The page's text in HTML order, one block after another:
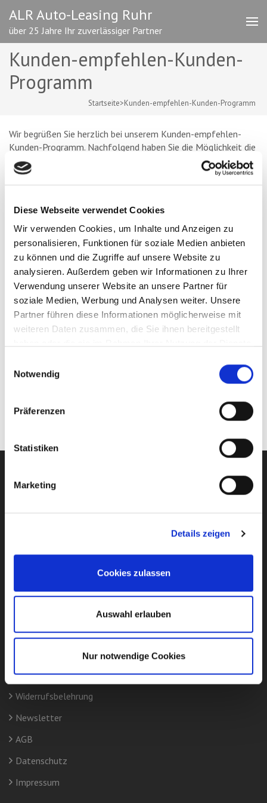
Diese Webseite verwendet Cookies
Wir verwenden Cookies, um Inhalte und Anzeigen zu
personalisieren, Funktionen für soziale Medien anbieten
zu können und die Zugriffe auf unsere Website zu
analysieren. Außerdem geben wir Informationen zu Ihrer
Verwendung unserer Website an unsere Partner für
soziale Medien, Werbung und Analysen weiter. Unsere
Partner führen diese Informationen möglicherweise mit
weiteren Daten zusammen, die Sie ihnen bereitgestellt
Notwendig
Präferenzen
Statistiken
Marketing
Details zeigen
Cookies zulassen
Auswahl erlauben
Nur notwendige Cookies
Inhalt
springen
(Enter
drücken)
ALR Auto-Leasing Ruhr
über 25 Jahre Ihr zuverlässiger Partner
Kunden-empfehlen-Kunden-
Programm
Startseite>Kunden-empfehlen-Kunden-Programm
Wir begrüßen Sie herzlich bei unserem Kunden-empfehlen-
Kunden-Programm. Nachfolgend haben Sie die Möglichkeit die
Daten Ihres neuen Kunden sowie Ihre Daten an uns zu
übermitteln.
KATEGORIEN
Unsere Angebote
BLEIBEN SIE INFORMIERT –
NEWSLETTERANMELDUNG
Email
Sie möchten gerne ein Fahrzeug finanzieren und Ihre Bank
Partner können Sie nicht mit einer herkömmlichen Autohaus-
oder
Bankfinanzierung vergleichen, da unsere Partner und wir hier
Autohäusern von vorneherein abgelehnt werden.
mehr lesen
Quick Links
Widerrufsbelehrung
Newsletter
AGB
Datenschutz
Impressum